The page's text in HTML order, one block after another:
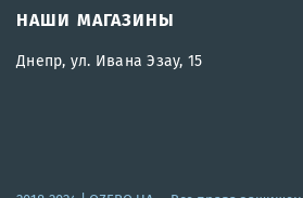
НАШИ МАГАЗИНЫ
Днепр, ул. Ивана Эзау, 15